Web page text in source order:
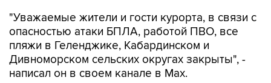
"Уважаемые жители и гости курорта, в связи с
опасностью атаки БПЛА, работой ПВО, все
пляжи в Геленджике, Кабардинском и
Дивноморском сельских округах закрыты", -
написал он в своем канале в Max.